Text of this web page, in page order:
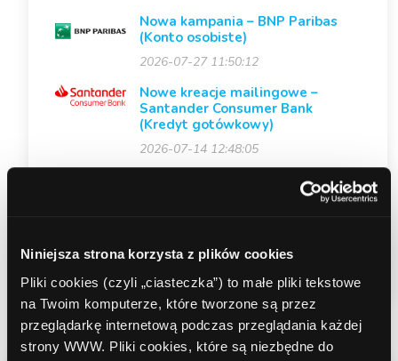
Niniejsza strona korzysta z plików cookies
Pliki cookies (czyli „ciasteczka”) to małe pliki tekstowe
na Twoim komputerze, które tworzone są przez
przeglądarkę internetową podczas przeglądania każdej
strony WWW. Pliki cookies, które są niezbędne do
Nowa kampania – BNP Paribas
(Konto osobiste)
2026-07-27 11:50:12
Nowe kreacje mailingowe –
Santander Consumer Bank
(Kredyt gotówkowy)
2026-07-14 12:48:05
Zmiana premii w akcji specjalnej
KONTO SMART od Erste Bank